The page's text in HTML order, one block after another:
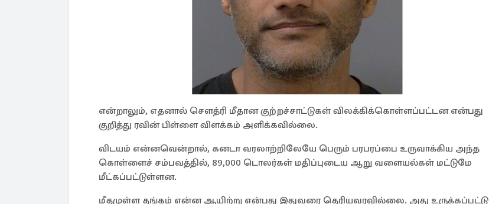
என்றாலும், எதனால் சௌத்ரி மீதான குற்றச்சாட்டுகள் விலக்கிக்கொள்ளப்பட்டன என்பது
குறித்து ரவின் பிள்ளை விளக்கம் அளிக்கவில்லை.
விடயம் என்னவென்றால், கனடா வரலாற்றிலேயே பெரும் பரபரப்பை உருவாக்கிய அந்த
கொள்ளைச் சம்பவத்தில், 89,000 டொலர்கள் மதிப்புடைய ஆறு வளையல்கள் மட்டுமே
மீட்கப்பட்டுள்ளன.
மீதமுள்ள தங்கம் என்ன ஆயிற்று என்பது இதுவரை தெரியவரவில்லை. அது உருக்கப்பட்டு